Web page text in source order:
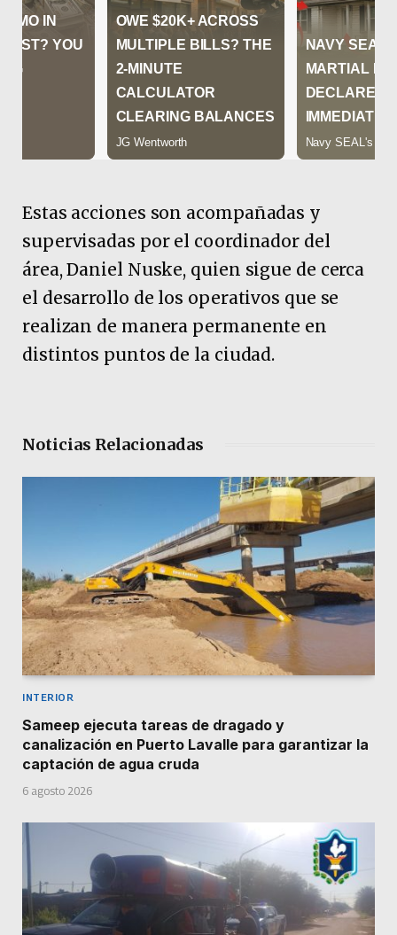
Estas acciones son acompañadas y
supervisadas por el coordinador del
área, Daniel Nuske, quien sigue de cerca
el desarrollo de los operativos que se
realizan de manera permanente en
distintos puntos de la ciudad.
Noticias Relacionadas
INTERIOR
Sameep ejecuta tareas de dragado y
canalización en Puerto Lavalle para garantizar la
captación de agua cruda
6 agosto 2026